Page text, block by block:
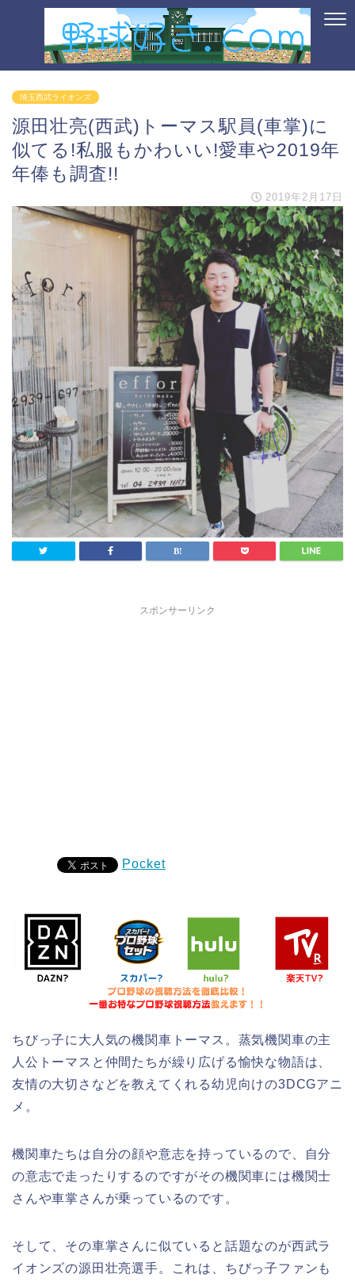
埼玉西武ライオンズ
源田壮亮(西武)トーマス駅員(車掌)に
似てる!私服もかわいい!愛車や2019年
年俸も調査!!
2019年2月17日
スポンサーリンク
Pocket
ちびっ子に大人気の機関車トーマス。蒸気機関車の主
人公トーマスと仲間たちが繰り広げる愉快な物語は、
友情の大切さなどを教えてくれる幼児向けの3DCGアニ
メ。
機関車たちは自分の顔や意志を持っているので、自分
の意志で走ったりするのですがその機関車には機関士
さんや車掌さんが乗っているのです。
そして、その車掌さんに似ていると話題なのが西武ラ
イオンズの源田壮亮選手。これは、ちびっ子ファンも